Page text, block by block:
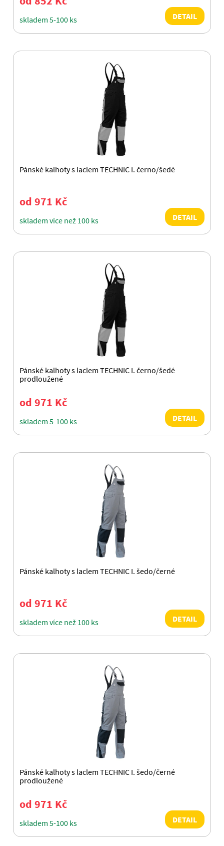
skladem 5-100 ks DETAIL
Pánské kalhoty s laclem TECHNIC I. černo/šedé
od 971 Kč
skladem více než 100 ks DETAIL
Pánské kalhoty s laclem TECHNIC I. černo/šedé
prodloužené
od 971 Kč
skladem 5-100 ks DETAIL
Pánské kalhoty s laclem TECHNIC I. šedo/černé
od 971 Kč
skladem více než 100 ks DETAIL
Pánské kalhoty s laclem TECHNIC I. šedo/černé
prodloužené
od 971 Kč
skladem 5-100 ks DETAIL